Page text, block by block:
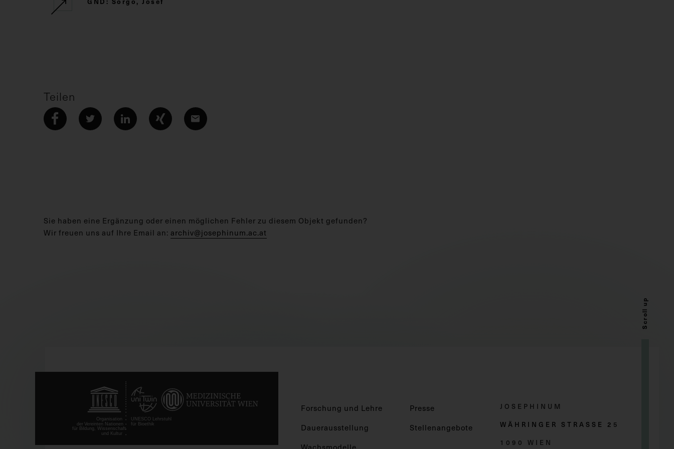
Teilen
Sie haben eine Ergänzung oder einen möglichen Fehler zu diesem Objekt gefunden?
Wir freuen uns auf Ihre Email an: archiv@josephinum.ac.at
Scroll up
Forschung und Lehre
Dauerausstellung
Presse
Stellenangebote
JOSEPHINUM
WÄHRINGER STRASSE 2 5
1090 WIEN